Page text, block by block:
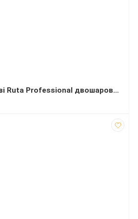
Рушники паперові Ruta Professional двошарові целюлозні 12,5 м 8 рулонів